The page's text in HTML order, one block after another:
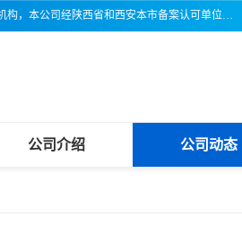
三亚市吉奥普建设工程质量检测有限公司陕西分公司是一家专业从事建筑主体结构检测鉴定的第三方机构，本公司经陕西省和西安本市备案认可单位，公司各项检测仪器设备齐全，检测人员经过严格训练，熟练掌握各项仪器设备的操作及维护工作，检测人员全部取得了资格证书，以保证质量管理体系的有效运行， 保证检测工作的公正性、科学性和准确性，更好地为社会服务。
公司介绍 公司动态